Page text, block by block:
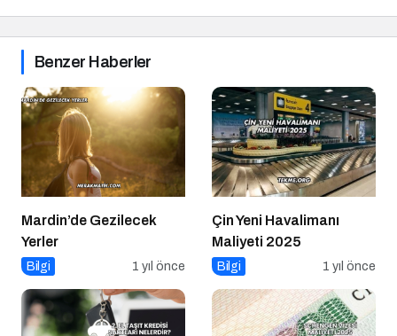
Benzer Haberler
Mardin’de Gezilecek
Yerler
Bilgi
Çin Yeni Havalimanı
Maliyeti 2025
Bilgi